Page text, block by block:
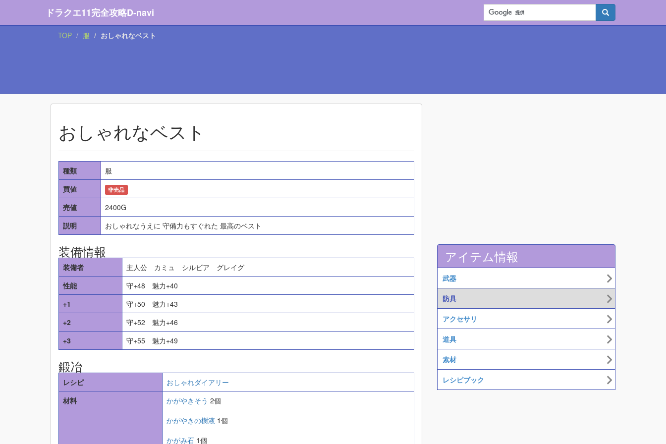
ドラクエ11完全攻略D-navi
TOP 服 おしゃれなベスト
おしゃれなベスト
種類
服
買値
非売品
売値
2400G
説明
おしゃれなうえに 守備力もすぐれた 最高のベスト
装備情報
装備者
主人公 カミュ シルビア グレイグ
性能
守+48 魅力+40
+1
守+50 魅力+43
+2
守+52 魅力+46
+3
守+55 魅力+49
鍛冶
レシピ
おしゃれダイアリー
材料
かがやきそう 2個
かがやきの樹液 1個
かがみ石 1個
アイテム情報
武器
防具
アクセサリ
道具
素材
レシピブック